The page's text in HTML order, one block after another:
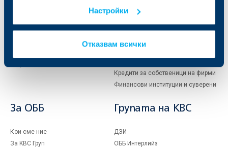
Настройки
Отказвам всички
Спестявания и инвестиции
Търговско финансиране
ПОС терминали
Кредити за собственици на фирми
Финансови институции и суверени
За ОББ
Кои сме ние
За KBC Груп
Групата на KBC
ДЗИ
ОББ Интерлийз